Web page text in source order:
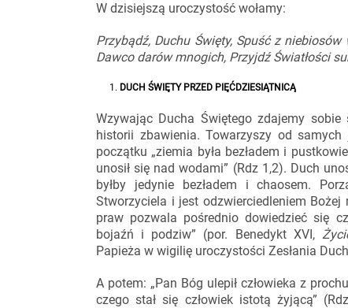
W dzisiejszą uroczystość wołamy:
Przybądź, Duchu Święty, Spuść z niebiosów
Dawco darów mnogich, Przyjdź Światłości
DUCH ŚWIĘTY PRZED PIĘĆDZIESIĄTNICĄ
Wzywając Ducha Świętego zdajemy
historii zbawienia. Towarzyszy od
początku „ziemia była bezładem i
unosił się nad wodami” (Rdz 1,2). Duch
byłby jedynie bezładem i chaosem.
Stworzyciela i jest odzwierciedleniem
praw pozwala pośrednio dowiedzieć się
bojaźń i podziw” (por. Benedykt XVI,
Papieża w wigilię uroczystości Zesłania
A potem: „Pan Bóg ulepił człowieka z
czego stał się człowiek istotą żyjącą”